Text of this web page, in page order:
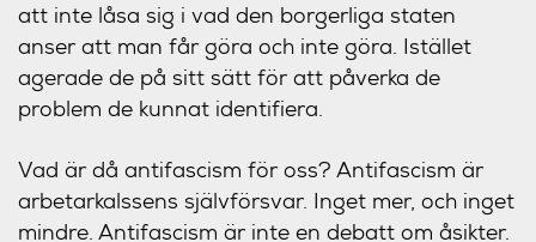
att inte låsa sig i vad den borgerliga staten
anser att man får göra och inte göra. Istället
agerade de på sitt sätt för att påverka de
problem de kunnat identifiera.
Vad är då antifascism för oss? Antifascism är
arbetarkalssens självförsvar. Inget mer, och inget
mindre. Antifascism är inte en debatt om åsikter.